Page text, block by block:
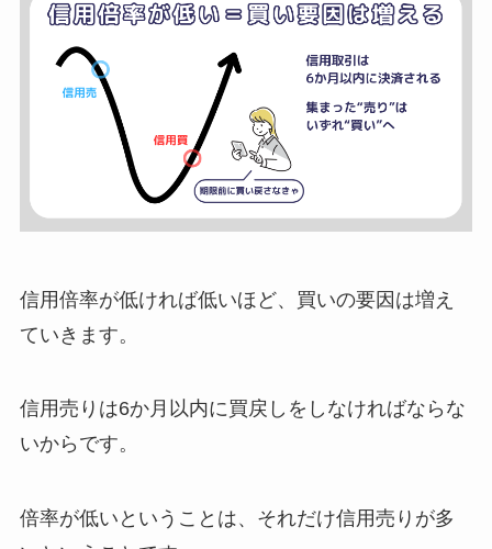
信用倍率が低ければ低いほど、買いの要因は増え
ていきます。
信用売りは6か月以内に買戻しをしなければならな
いからです。
倍率が低いということは、それだけ信用売りが多